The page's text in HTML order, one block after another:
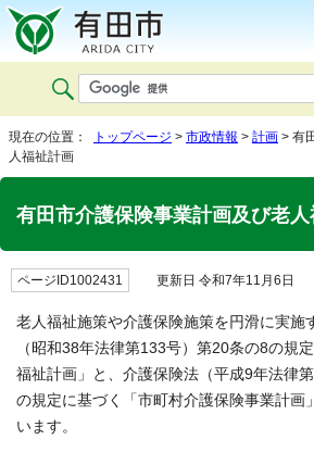
現在の位置： トップページ > 市政情報 > 計画 > 有
人福祉計画
有田市介護保険事業計画及び老
ページID1002431 更新日 令和7年11月6日
老人福祉施策や介護保険施策を円滑に実施
（昭和38年法律第133号）第20条の8の規
福祉計画」と、介護保険法（平成9年法律
の規定に基づく「市町村介護保険事業計画
います。